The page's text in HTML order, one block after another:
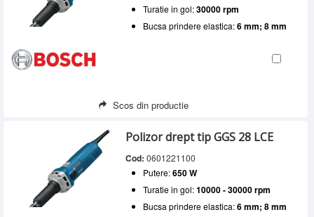
Turatie in gol:30000 rpm
Bucsa prindere elastica:6 mm; 8 mm
Scos din productie
Polizor drept tip GGS 28 LCE
Cod: 0601221100
Putere:650 W
Turatie in gol:10000 - 30000 rpm
Bucsa prindere elastica:6 mm; 8 mm